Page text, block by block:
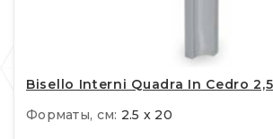
Bisello Interni Quadra In Cedro
Форматы, см: 2.5 x 20